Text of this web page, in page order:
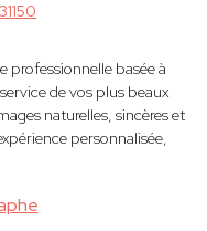
professionnelle basée à
de vos plus beaux
naturelles, sincères et
personnalisée,